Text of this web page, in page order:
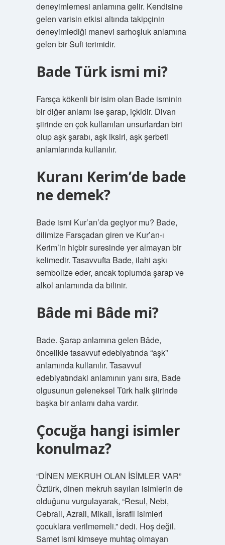
deneyimlemesi anlamına gelir. Kendisine
gelen varisin etkisi altında takipçinin
deneyimlediği manevi sarhoşluk anlamına
gelen bir Sufi terimidir.
Bade Türk ismi mi?
Farsça kökenli bir isim olan Bade isminin
bir diğer anlamı ise şarap, içkidir. Divan
şiirinde en çok kullanılan unsurlardan biri
olup aşk şarabı, aşk iksiri, aşk şerbeti
anlamlarında kullanılır.
Kuranı Kerim’de bade
ne demek?
Bade ismi Kur’an’da geçiyor mu? Bade,
dilimize Farsçadan giren ve Kur’an-ı
Kerim’in hiçbir suresinde yer almayan bir
kelimedir. Tasavvufta Bade, ilahi aşkı
sembolize eder, ancak toplumda şarap ve
alkol anlamında da bilinir.
Bâde mi Bâde mi?
Bade. Şarap anlamına gelen Bâde,
öncelikle tasavvuf edebiyatında “aşk”
anlamında kullanılır. Tasavvuf
edebiyatındaki anlamının yanı sıra, Bade
olgusunun geleneksel Türk halk şiirinde
başka bir anlamı daha vardır.
Çocuğa hangi isimler
konulmaz?
“DİNEN MEKRUH OLAN İSİMLER VAR”
Öztürk, dinen mekruh sayılan isimlerin de
olduğunu vurgulayarak, “Resul, Nebi,
Cebrail, Azrail, Mikail, İsrafil isimleri
çocuklara verilmemeli.” dedi. Hoş değil.
Samet ismi kimseye muhtaç olmayan